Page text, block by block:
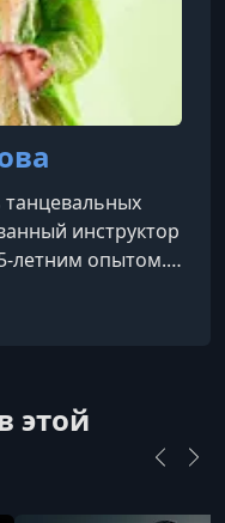
инструктор
летним опытом.
школах
этой